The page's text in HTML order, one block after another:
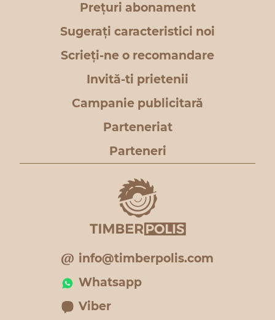
Prețuri abonament
Sugerați caracteristici noi
Scrieți-ne o recomandare
Invită-ti prietenii
Campanie publicitară
Parteneriat
Parteneri
info@timberpolis.com
Whatsapp
Viber